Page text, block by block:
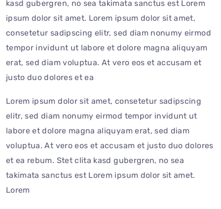
kasd gubergren, no sea takimata sanctus est Lorem
ipsum dolor sit amet. Lorem ipsum dolor sit amet,
consetetur sadipscing elitr, sed diam nonumy eirmod
tempor invidunt ut labore et dolore magna aliquyam
erat, sed diam voluptua. At vero eos et accusam et
justo duo dolores et ea
Lorem ipsum dolor sit amet, consetetur sadipscing
elitr, sed diam nonumy eirmod tempor invidunt ut
labore et dolore magna aliquyam erat, sed diam
voluptua. At vero eos et accusam et justo duo dolores
et ea rebum. Stet clita kasd gubergren, no sea
takimata sanctus est Lorem ipsum dolor sit amet.
Lorem